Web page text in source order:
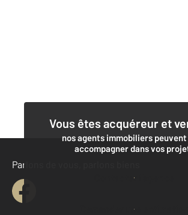
Vous êtes acquéreur et
nos agents immobiliers
accompagner dans vos
Contacter l'agence
Demander une estimation
Parlons de vous, parlons biens